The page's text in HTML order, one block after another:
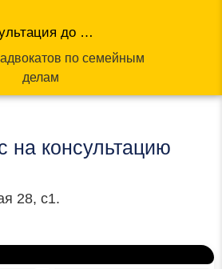
до …
на консультацию
28, с1.